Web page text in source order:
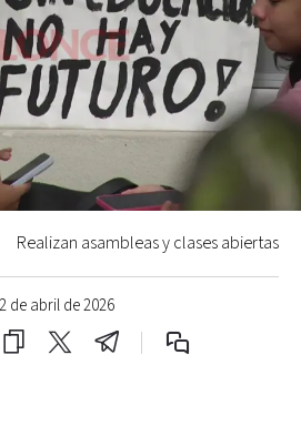
de abril de 2026
Realizan asambleas y clases abiertas